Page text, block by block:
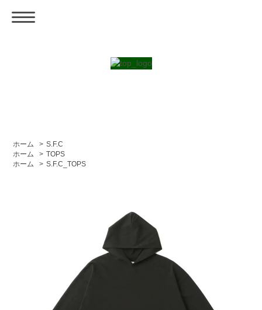
ホーム > S.F.C
ホーム
> TOPS
ホーム
> S.F.C_TOPS